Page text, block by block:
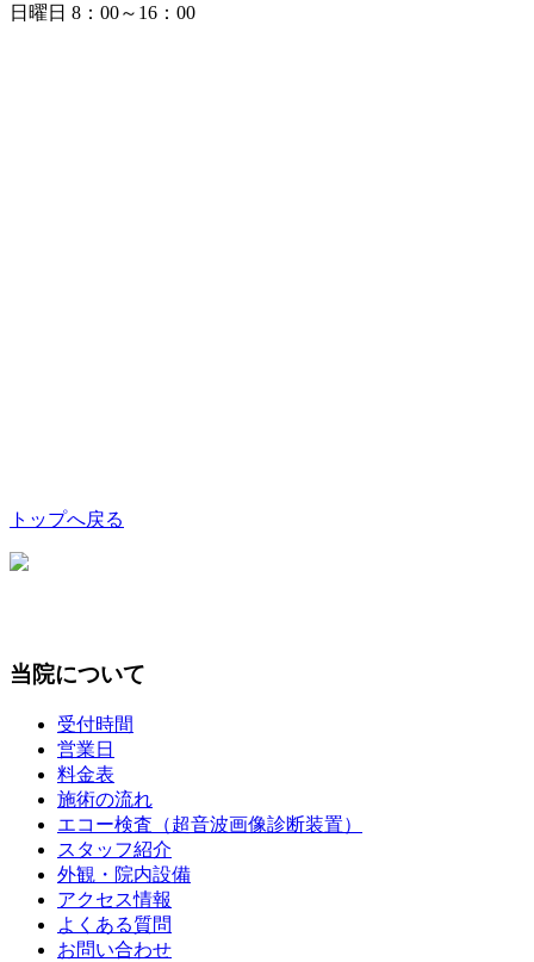
日曜日 8：00～16：00
トップへ戻る
当院について
受付時間
営業日
料金表
施術の流れ
エコー検査（超音波画像診断装置）
スタッフ紹介
外観・院内設備
アクセス情報
よくある質問
お問い合わせ